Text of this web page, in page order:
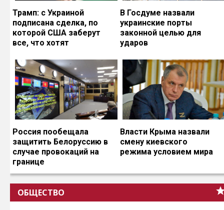
Трамп: с Украиной
подписана сделка, по
которой США заберут
все, что хотят
В Госдуме назвали
украинские порты
законной целью для
ударов
Россия пообещала
защитить Белоруссию в
случае провокаций на
границе
Власти Крыма назвали
смену киевского
режима условием мира
ОБЩЕСТВО